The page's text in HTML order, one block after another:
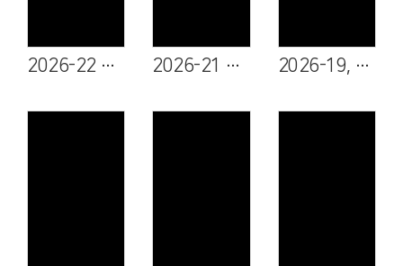
2026-22 송경록 집사 2026-21 채예닮 청년 2026-19, 20 최용래 집사, 유혜경 집사